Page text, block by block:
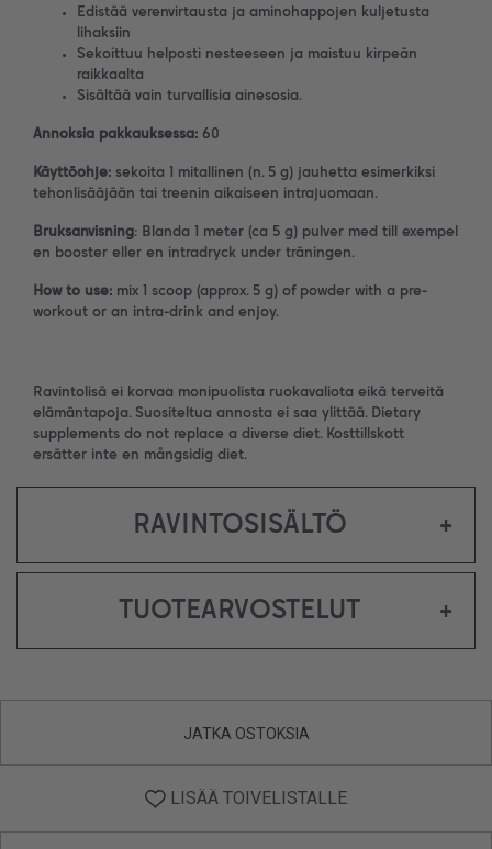
Edistää verenvirtausta ja aminohappojen kuljetusta
lihaksiin
Sekoittuu helposti nesteeseen ja maistuu kirpeän
raikkaalta
Sisältää vain turvallisia ainesosia.
Annoksia pakkauksessa: 60
Käyttöohje: sekoita 1 mitallinen (n. 5 g) jauhetta esimerkiksi
tehonlisääjään tai treenin aikaiseen intrajuomaan.
Bruksanvisning: Blanda 1 meter (ca 5 g) pulver med till exempel
en booster eller en intradryck under träningen.
How to use: mix 1 scoop (approx. 5 g) of powder with a pre-
workout or an intra-drink and enjoy.
Ravintolisä ei korvaa monipuolista ruokavaliota eikä terveitä
elämäntapoja. Suositeltua annosta ei saa ylittää. Dietary
supplements do not replace a diverse diet. Kosttillskott
ersätter inte en mångsidig diet.
RAVINTOSISÄLTÖ +
TUOTEARVOSTELUT +
JATKA OSTOKSIA
LISÄÄ TOIVELISTALLE